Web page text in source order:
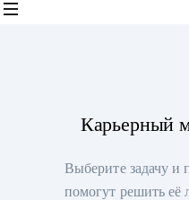
Карьерный
Выберите задачу и
помогут решить её